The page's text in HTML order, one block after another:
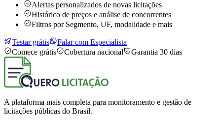
Alertas personalizados de novas licitações
Histórico de preços e análise de concorrentes
Filtros por Segmento, UF, modalidade e mais
Testar grátis
Falar com Especialista
Comece grátis
Cobertura nacional Garantia 30 dias
A plataforma mais completa para monitoramento e gestão de
licitações públicas do Brasil.